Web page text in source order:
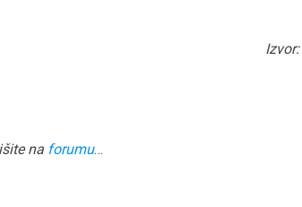
Izvor:
na forumu…